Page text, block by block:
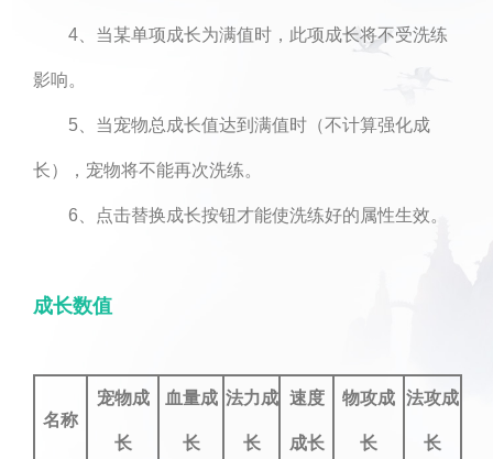
4、当某单项成长为满值时，此项成长将不受洗练
影响。
5、当宠物总成长值达到满值时（不计算强化成
长），宠物将不能再次洗练。
6、点击替换成长按钮才能使洗练好的属性生效。
成长数值
名称
宠物成
长
血量成
长
法力成
长
速度
成长
物攻成
长
法攻成
长